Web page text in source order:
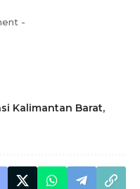
-
Kalimantan Barat